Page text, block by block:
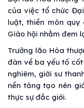
của việc tổ chức
luật, thiền môn quy
Giáo hội nhằm đem
Trưởng lão Hòa
đàn về ba yếu tố
nghiêm, giới sư
nền tảng tạo nên
thực sự đắc giới.